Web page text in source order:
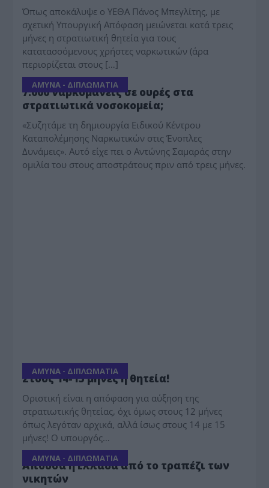
Όπως αποκάλυψε ο ΥΕΘΑ Πάνος Μπεγλίτης, με
σχετική Υπουργική Απόφαση μειώνεται κατά τρεις
μήνες η στρατιωτική θητεία για τους
κατατασσόμενους χρήστες ναρκωτικών (άρα
περιορίζεται στους […]
ΑΜΥΝΑ - ΔΙΠΛΩΜΑΤΙΑ
7.000 ναρκομανείς σε ουρές στα
στρατιωτικά νοσοκομεία;
«Συζητάμε τη δημιουργία Ειδικού Κέντρου
Καταπολέμησης Ναρκωτικών στις Ένοπλες
Δυνάμεις». Αυτό είχε πει ο Αντώνης Σαμαράς στην
ομιλία του στους αποστράτους πριν από τρεις μήνες.
ΑΜΥΝΑ - ΔΙΠΛΩΜΑΤΙΑ
Στους 14-15 μήνες η θητεία!
Οριστική είναι η απόφαση για αύξηση της
στρατιωτικής θητείας, όχι όμως στους 12 μήνες
όπως λεγόταν αρχικά, αλλά ίσως στους 14 με 15
μήνες! Ο υπουργός…
ΑΜΥΝΑ - ΔΙΠΛΩΜΑΤΙΑ
Απούσα η Ελλάδα από το τραπέζι των
νικητών